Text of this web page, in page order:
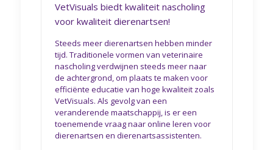
VetVisuals biedt kwaliteit nascholing
voor kwaliteit dierenartsen!
Steeds meer dierenartsen hebben minder
tijd. Traditionele vormen van veterinaire
nascholing verdwijnen steeds meer naar
de achtergrond, om plaats te maken voor
efficiënte educatie van hoge kwaliteit zoals
VetVisuals. Als gevolg van een
veranderende maatschappij, is er een
toenemende vraag naar online leren voor
dierenartsen en dierenartsassistenten.